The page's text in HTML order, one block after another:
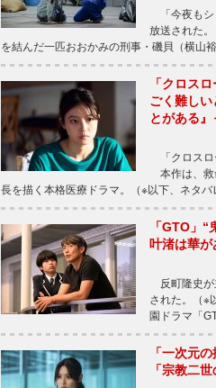
「今夜もシ
放送された
を結んだ一匹おおかみの刑事・磯貝（横山
「クロス
ごく難し
とがある
「クロスロ
本作は、救
長を描く本格医療ドラマ。（※以下、ネタ
「GTO」
叶渚は華が
反町隆史が
された。（※
園ドラマ「
「一次元
「宗教二